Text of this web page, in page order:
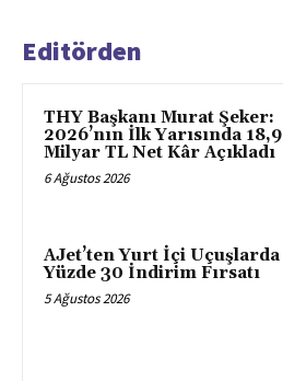
Editörden
THY Başkanı Murat Şeker:
2026’nın İlk Yarısında 18,9
Milyar TL Net Kâr Açıkladı
6 Ağustos 2026
AJet’ten Yurt İçi Uçuşlarda
Yüzde 30 İndirim Fırsatı
5 Ağustos 2026